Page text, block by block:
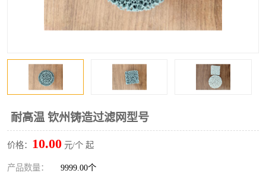
耐高温 钦州铸造过滤网型号
价格： 10.00 元/个 起
产品数量： 9999.00个